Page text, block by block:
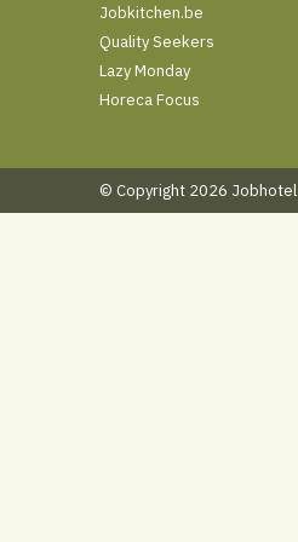
Jobkitchen.be
Quality Seekers
Lazy Monday
Horeca Focus
© Copyright 2026 Jobhotel